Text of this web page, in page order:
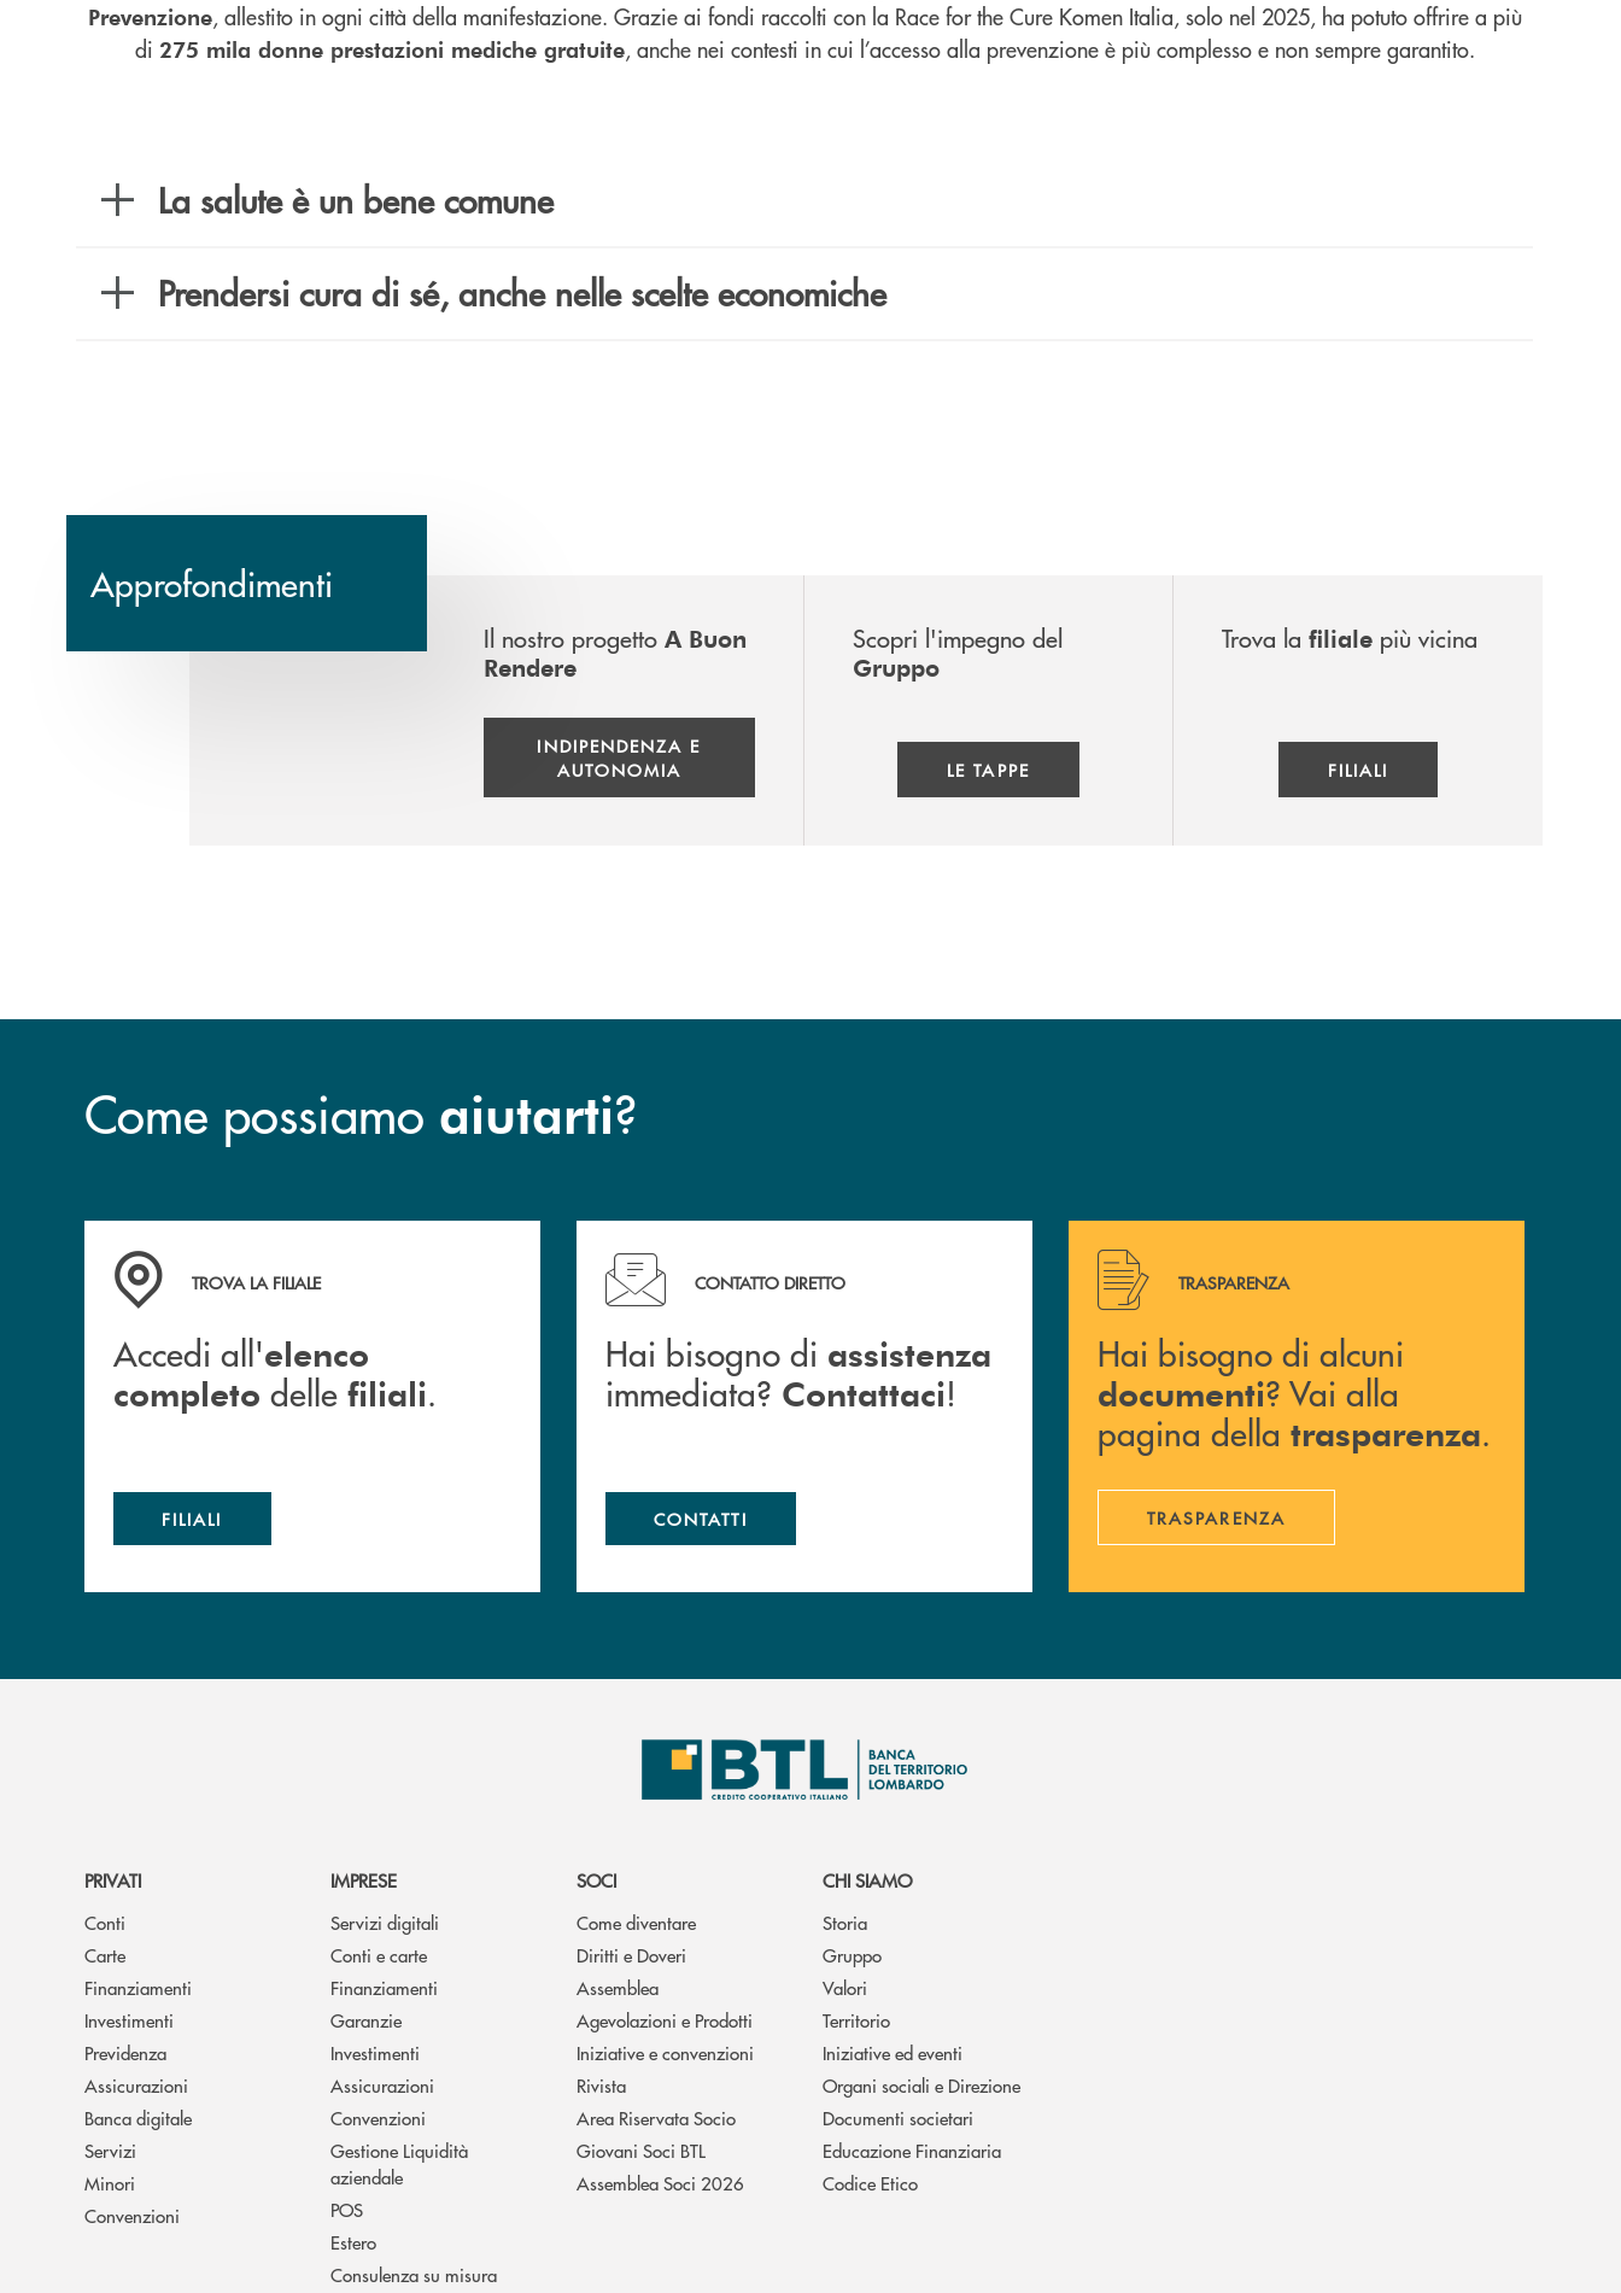
Prevenzione, allestito in ogni città della manifestazione. Grazie ai fondi raccolti con la Race for the Cure Komen Italia, solo nel 2025, ha potuto offrire a più
di 275 mila donne prestazioni mediche gratuite, anche nei contesti in cui l’accesso alla prevenzione è più complesso e non sempre garantito.
La salute è un bene comune
Prendersi cura di sé, anche nelle scelte economiche
Approfondimenti
Il nostro progetto A Buon
Rendere
INDIPENDENZA E
AUTONOMIA
Scopri l'impegno del
Gruppo
LE TAPPE
Trova la filiale più vicina
FILIALI
Come possiamo aiutarti?
Accedi all' elenco completo delle filiali .
TROVA LA FILIALE
Accedi all'elenco
completo delle filiali.
FILIALI
Hai bisogno di assistenza immediata? Contattaci !
CONTATTO DIRETTO
Hai bisogno di assistenza
immediata? Contattaci!
CONTATTI
Hai bisogno di alcuni documenti ? Vai alla pagina della
TRASPARENZA
Hai bisogno di alcuni
documenti? Vai alla
pagina della trasparenza.
TRASPARENZA
PRIVATI
Conti
Carte
Finanziamenti
Investimenti
Previdenza
Assicurazioni
Banca digitale
Servizi
Minori
Convenzioni
IMPRESE
Servizi digitali
Conti e carte
Finanziamenti
Garanzie
Investimenti
Assicurazioni
Convenzioni
Gestione Liquidità
aziendale
POS
Estero
Consulenza su misura
SOCI
Come diventare
Diritti e Doveri
Assemblea
Agevolazioni e Prodotti
Iniziative e convenzioni
Rivista
Area Riservata Socio
Giovani Soci BTL
Assemblea Soci 2026
CHI SIAMO
Storia
Gruppo
Valori
Territorio
Iniziative ed eventi
Organi sociali e Direzione
Documenti societari
Educazione Finanziaria
Codice Etico